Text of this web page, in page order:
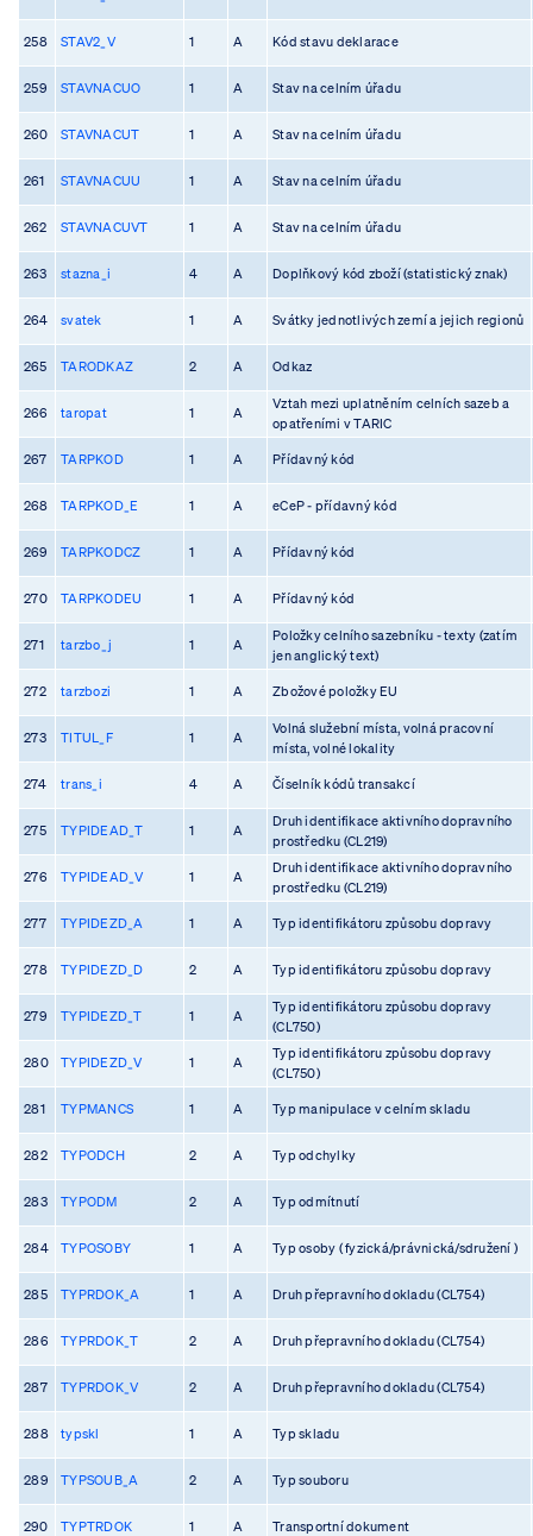
258 STAV2_V 1 A Kód stavu deklarace
259 STAVNACUO 1 A Stav na celním úřadu
260 STAVNACUT 1 A Stav na celním úřadu
261 STAVNACUU 1 A Stav na celním úřadu
262 STAVNACUVT 1 A Stav na celním úřadu
263 stazna_i 4 A Doplňkový kód zboží (statistický znak)
264 svatek 1 A Svátky jednotlivých zemí a jejich regionů
265 TARODKAZ 2 A Odkaz
266 taropat 1 A
Vztah mezi uplatněním celních sazeb a
opatřeními v TARIC
267 TARPKOD 1 A Přídavný kód
268 TARPKOD_E 1 A eCeP - přídavný kód
269 TARPKODCZ 1 A Přídavný kód
270 TARPKODEU 1 A Přídavný kód
271 tarzbo_j 1 A
Položky celního sazebníku - texty (zatím
jen anglický text)
272 tarzbozi 1 A Zbožové položky EU
273 TITUL_F 1 A
Volná služební místa, volná pracovní
místa, volné lokality
274 trans_i 4 A Číselník kódů transakcí
275 TYPIDEAD_T 1 A
Druh identifikace aktivního dopravního
prostředku (CL219)
276 TYPIDEAD_V 1 A
Druh identifikace aktivního dopravního
prostředku (CL219)
277 TYPIDEZD_A 1 A Typ identifikátoru způsobu dopravy
278 TYPIDEZD_D 2 A Typ identifikátoru způsobu dopravy
279 TYPIDEZD_T 1 A
Typ identifikátoru způsobu dopravy
(CL750)
280 TYPIDEZD_V 1 A
Typ identifikátoru způsobu dopravy
(CL750)
281 TYPMANCS 1 A Typ manipulace v celním skladu
282 TYPODCH 2 A Typ odchylky
283 TYPODM 2 A Typ odmítnutí
284 TYPOSOBY 1 A Typ osoby ( fyzická/právnická/sdružení )
285 TYPRDOK_A 1 A Druh přepravního dokladu (CL754)
286 TYPRDOK_T 2 A Druh přepravního dokladu (CL754)
287 TYPRDOK_V 2 A Druh přepravního dokladu (CL754)
288 typskl 1 A Typ skladu
289 TYPSOUB_A 2 A Typ souboru
290 TYPTRDOK 1 A Transportní dokument